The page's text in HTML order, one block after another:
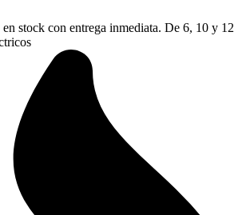
stock con entrega inmediata. De 6, 10 y 12